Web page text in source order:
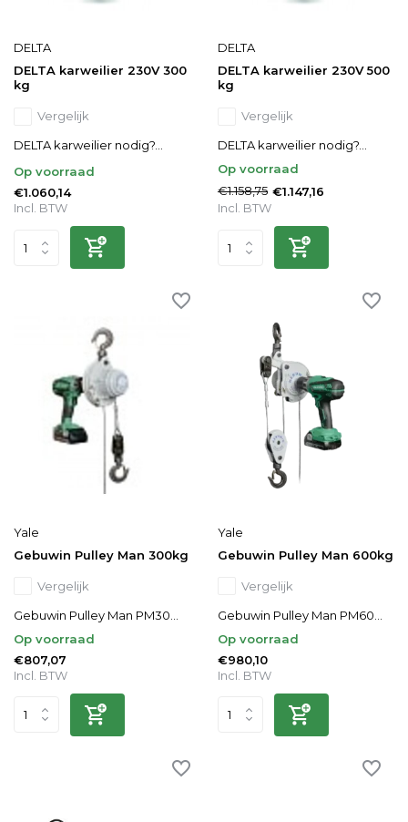
DELTA
DELTA karweilier 230V 300
kg
Vergelijk
DELTA karweilier nodig?...
Op voorraad
€1.060,14
Incl. BTW
DELTA
DELTA karweilier 230V 500
kg
Vergelijk
DELTA karweilier nodig?...
Op voorraad
€1.158,75 €1.147,16
Incl. BTW
Yale
Gebuwin Pulley Man 300kg
Vergelijk
Gebuwin Pulley Man PM30...
Op voorraad
€807,07
Incl. BTW
Yale
Gebuwin Pulley Man 600kg
Vergelijk
Gebuwin Pulley Man PM60...
Op voorraad
€980,10
Incl. BTW